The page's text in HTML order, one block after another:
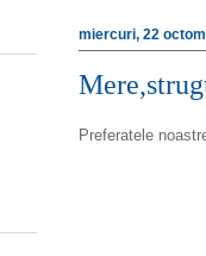
miercuri, 22
Preferatele